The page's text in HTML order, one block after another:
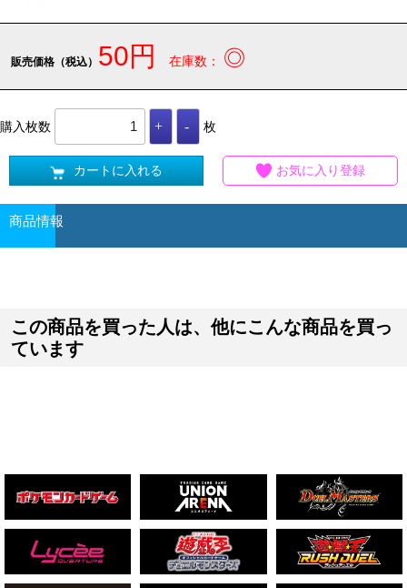
販売価格（税込） 50円 在庫数： ◎
購入枚数 枚
カートに入れる お気に入り登録
商品情報
この商品を買った人は、他にこんな商品を買っ
ています